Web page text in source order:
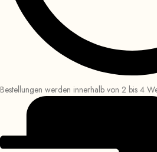
Bestellungen werden innerhalb von 2 bis 4